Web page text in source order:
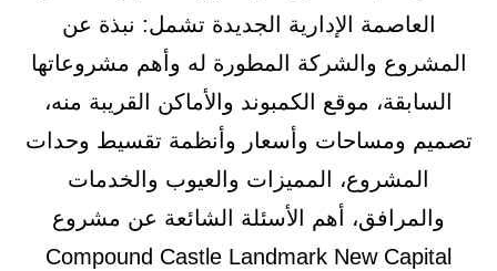
العاصمة الإدارية الجديدة تشمل: نبذة عن
المشروع والشركة المطورة له وأهم مشروعاتها
السابقة، موقع الكمبوند والأماكن القريبة منه،
تصميم ومساحات وأسعار وأنظمة تقسيط وحدات
المشروع، المميزات والعيوب والخدمات
والمرافق، أهم الأسئلة الشائعة عن مشروع
Compound Castle Landmark New Capital